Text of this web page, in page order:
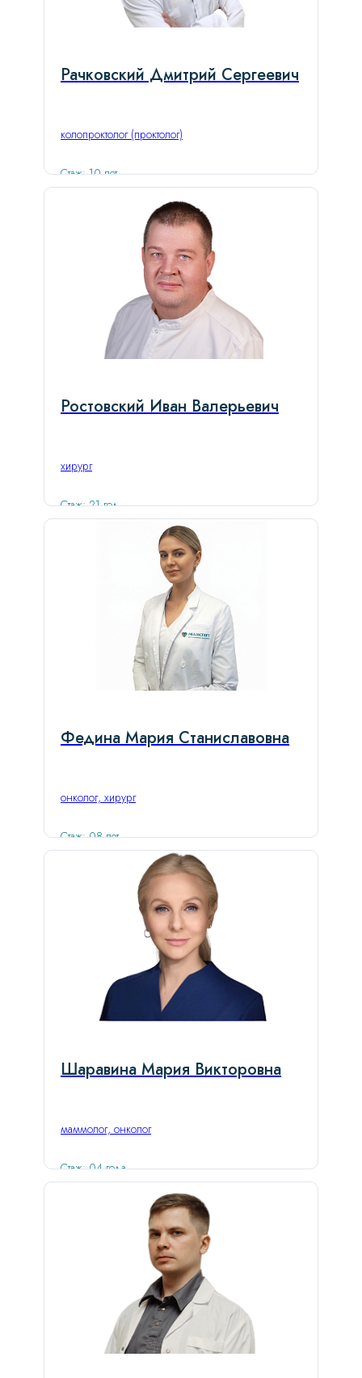
Рачковский Дмитрий Сергеевич
колопроктолог (проктолог)
Стаж: 10 лет
Ростовский Иван Валерьевич
хирург
Стаж: 21 год
Федина Мария Станиславовна
онколог, хирург
Стаж: 08 лет
Шаравина Мария Викторовна
маммолог, онколог
Стаж: 04 года